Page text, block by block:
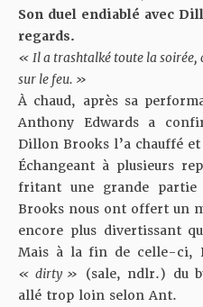
Son duel endiablé avec
regards.
« Il a trashtalké toute la soirée,
sur le feu. »
À chaud, après sa
Anthony Edwards a
Dillon Brooks l’a chauffé et
Échangeant à plusieurs
fritant une grande
Brooks nous ont offert un
encore plus divertissant
Mais à la fin de celle-ci,
« dirty »
(sale, ndlr.) du
allé trop loin selon Ant.